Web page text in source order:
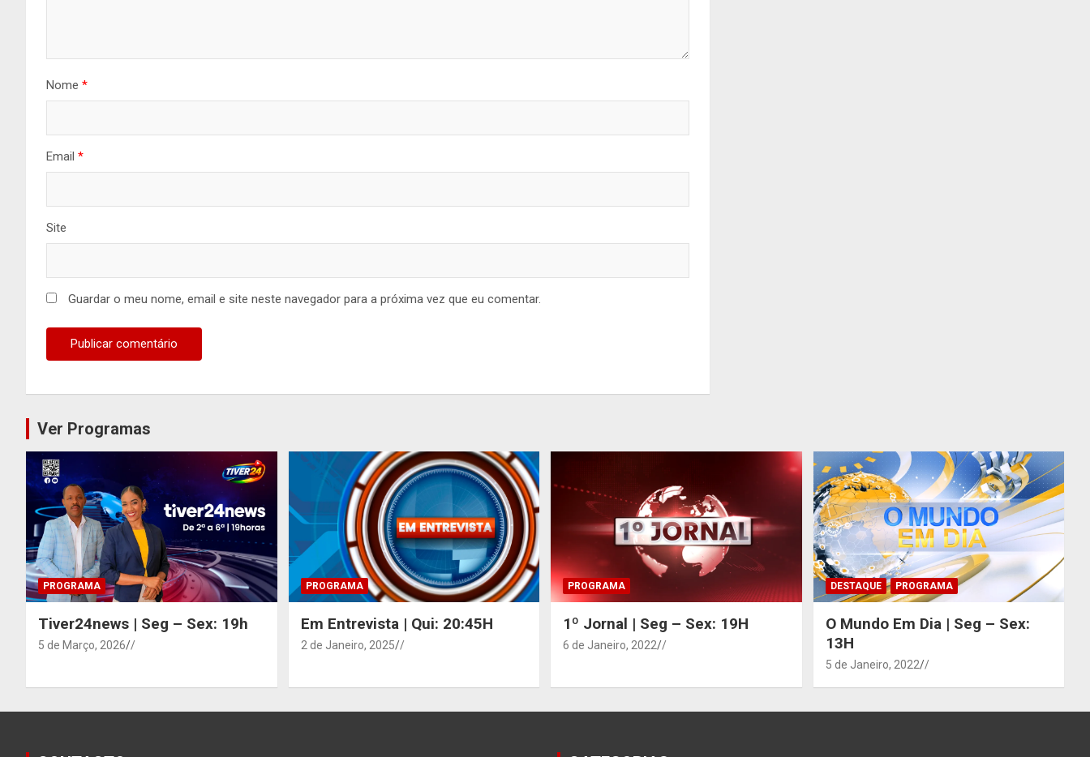
Nome *
Email *
Site
Guardar o meu nome, email e site neste navegador para a próxima vez que eu comentar.
Ver Programas
PROGRAMA
Tiver24news | Seg – Sex: 19h
5 de Março, 2026 /
PROGRAMA
Em Entrevista | Qui: 20:45H
2 de Janeiro, 2025 /
PROGRAMA
1º Jornal | Seg – Sex: 19H
6 de Janeiro, 2022 /
DESTAQUE PROGRAMA
O Mundo Em Dia | Seg – Sex:
13H
5 de Janeiro, 2022 /